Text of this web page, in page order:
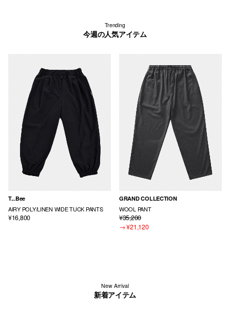
Trending
今週の人気アイテム
T...Bee
AIRY POLY/LINEN WIDE TUCK PANTS
¥16,800
GRAND COLLECTION
WOOL PANT
¥35,200
→¥21,120
New Arrival
新着アイテム